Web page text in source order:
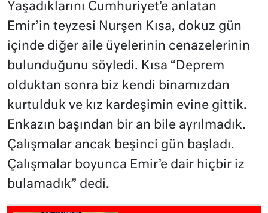
Yaşadıklarını Cumhuriyet’e anlatan
Emir’in teyzesi Nurşen Kısa, dokuz gün
içinde diğer aile üyelerinin cenazelerinin
bulunduğunu söyledi. Kısa “Deprem
olduktan sonra biz kendi binamızdan
kurtulduk ve kız kardeşimin evine gittik.
Enkazın başından bir an bile ayrılmadık.
Çalışmalar ancak beşinci gün başladı.
Çalışmalar boyunca Emir’e dair hiçbir iz
bulamadık” dedi.